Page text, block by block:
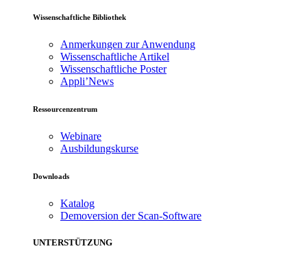
Wissenschaftliche Bibliothek
Anmerkungen zur Anwendung
Wissenschaftliche Artikel
Wissenschaftliche Poster
Appli’News
Ressourcenzentrum
Webinare
Ausbildungskurse
Downloads
Katalog
Demoversion der Scan-Software
UNTERSTÜTZUNG